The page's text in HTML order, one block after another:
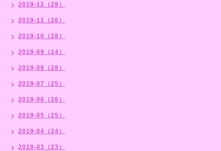
2019-12（29）
2019-11（26）
2019-10（28）
2019-09（24）
2019-08（28）
2019-07（25）
2019-06（26）
2019-05（25）
2019-04（24）
2019-03（23）